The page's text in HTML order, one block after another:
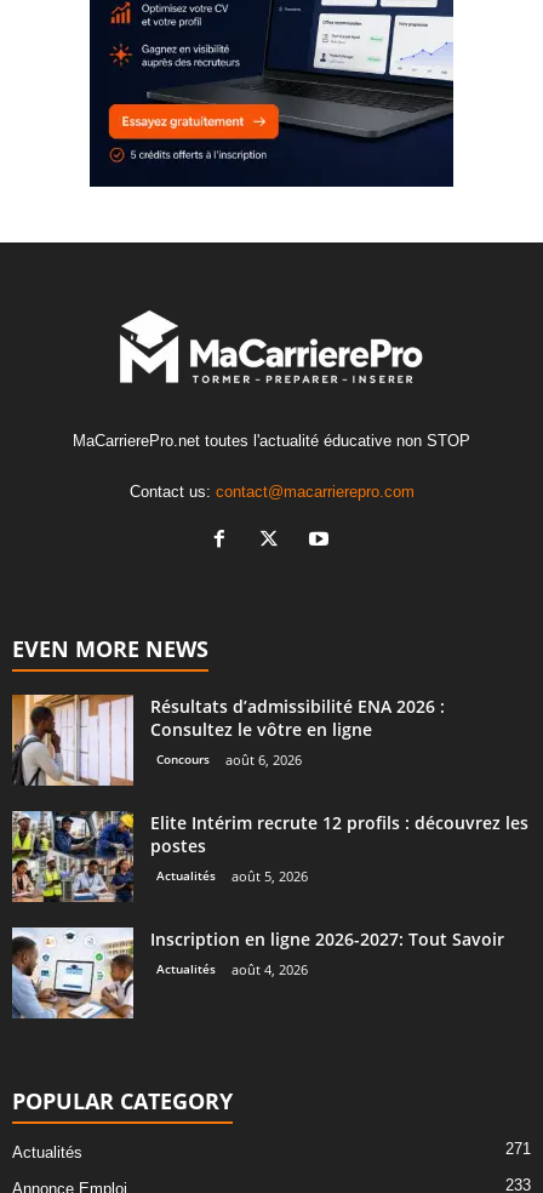
MaCarrierePro.net toutes l'actualité éducative non STOP
Contact us: contact@macarrierepro.com
EVEN MORE NEWS
Résultats d’admissibilité ENA 2026 :
Consultez le vôtre en ligne
Concours août 6, 2026
Elite Intérim recrute 12 profils : découvrez les
postes
Actualités août 5, 2026
Inscription en ligne 2026-2027: Tout Savoir
Actualités août 4, 2026
POPULAR CATEGORY
Actualités 271
Annonce Emploi 233